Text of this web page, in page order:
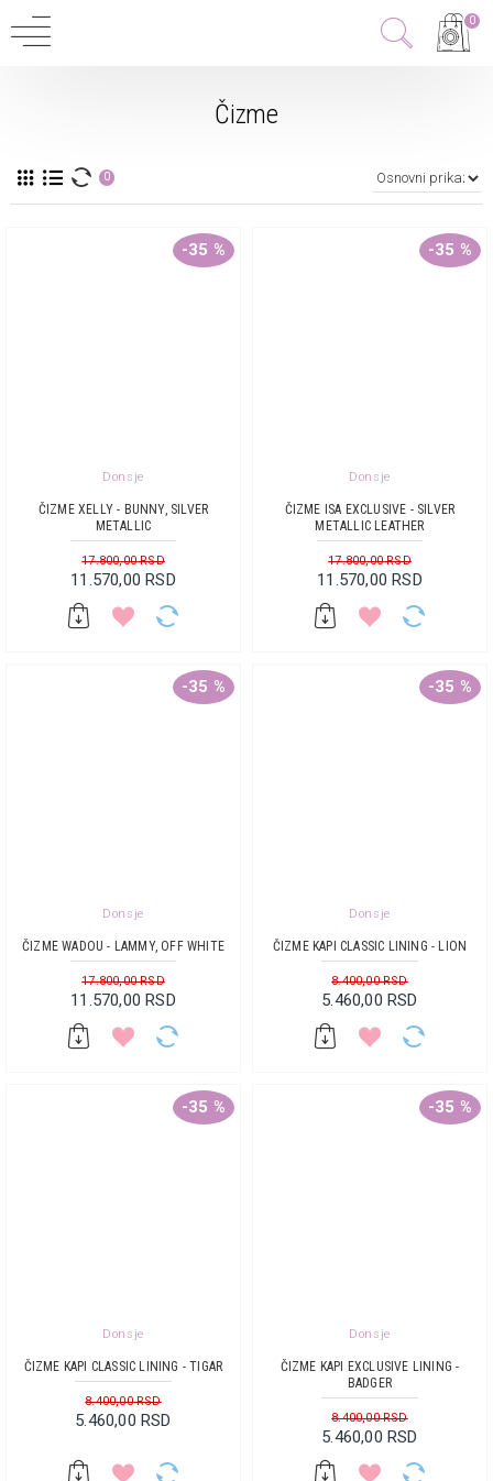
0
Čizme
0
-35 %
Donsje
ČIZME XELLY - BUNNY, SILVER
METALLIC
11.570,00 RSD
17.800,00 RSD
-35 %
Donsje
ČIZME ISA EXCLUSIVE - SILVER
METALLIC LEATHER
11.570,00 RSD
17.800,00 RSD
-35 %
Donsje
ČIZME WADOU - LAMMY, OFF WHITE
11.570,00 RSD
17.800,00 RSD
-35 %
Donsje
ČIZME KAPI CLASSIC LINING - LION
5.460,00 RSD
8.400,00 RSD
-35 %
Donsje
ČIZME KAPI CLASSIC LINING - TIGAR
5.460,00 RSD
8.400,00 RSD
-35 %
Donsje
ČIZME KAPI EXCLUSIVE LINING -
BADGER
5.460,00 RSD
8.400,00 RSD